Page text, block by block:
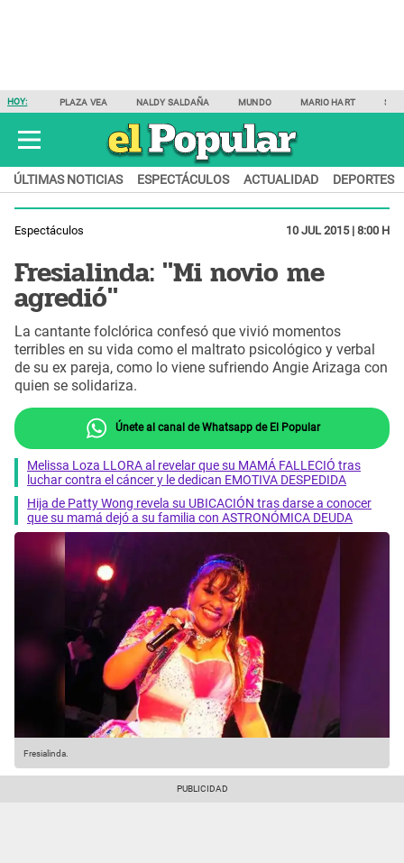
HOY: PLAZA VEA NALDY SALDAÑA MUNDO MARIO HART
ÚLTIMAS NOTICIAS ESPECTÁCULOS ACTUALIDAD DEPORTES
Espectáculos 10 JUL 2015 | 8:00 H
Fresialinda: "Mi novio me
agredió"
La cantante folclórica confesó que vivió momentos
terribles en su vida como el maltrato psicológico y verbal
de su ex pareja, como lo viene sufriendo Angie Arizaga con
quien se solidariza.
Únete al canal de Whatsapp de El Popular
Melissa Loza LLORA al revelar que su MAMÁ FALLECIÓ tras
luchar contra el cáncer y le dedican EMOTIVA DESPEDIDA
Hija de Patty Wong revela su UBICACIÓN tras darse a conocer
que su mamá dejó a su familia con ASTRONÓMICA DEUDA
Fresialinda.